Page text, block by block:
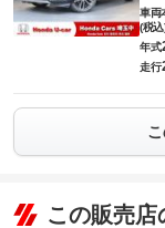
車両
(税込
年式
走行
この販売店